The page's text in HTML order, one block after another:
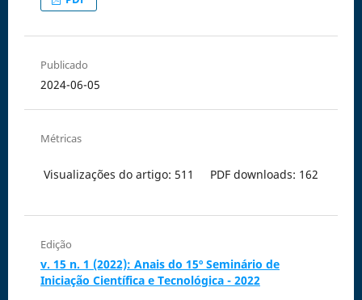
Publicado
2024-06-05
Métricas
Visualizações do artigo: 511 PDF downloads: 162
Edição
v. 15 n. 1 (2022): Anais do 15º Seminário de
Iniciação Científica e Tecnológica - 2022